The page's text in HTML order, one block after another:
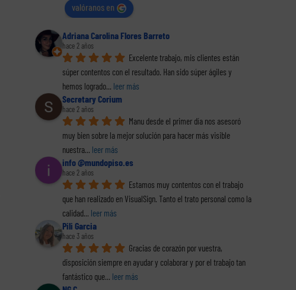
valóranos en
Adriana Carolina Flores Barreto
hace 2 años
Excelente trabajo, mis clientes están
súper contentos con el resultado. Han sido súper ágiles y
hemos logrado... leer más
Secretary Corium
hace 2 años
Manu desde el primer día nos asesoró
muy bien sobre la mejor solución para hacer más visible
nuestra... leer más
info @mundopiso.es
hace 2 años
Estamos muy contentos con el trabajo
que han realizado en VisualSign. Tanto el trato personal como la
calidad... leer más
Pili Garcia
hace 3 años
Gracias de corazón por vuestra,
disposición siempre en ayudar y colaborar y por el trabajo tan
fantástico que... leer más